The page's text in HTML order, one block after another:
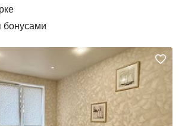
бонусами